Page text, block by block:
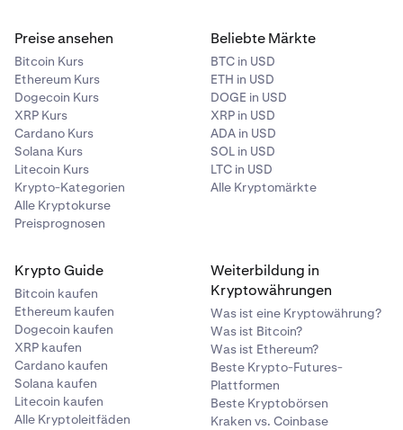
Preise ansehen
Bitcoin Kurs
Ethereum Kurs
Dogecoin Kurs
XRP Kurs
Cardano Kurs
Solana Kurs
Litecoin Kurs
Krypto-Kategorien
Alle Kryptokurse
Preisprognosen
Beliebte Märkte
BTC in USD
ETH in USD
DOGE in USD
XRP in USD
ADA in USD
SOL in USD
LTC in USD
Alle Kryptomärkte
Krypto Guide
Bitcoin kaufen
Ethereum kaufen
Dogecoin kaufen
XRP kaufen
Cardano kaufen
Solana kaufen
Litecoin kaufen
Alle Kryptoleitfäden
Weiterbildung in
Kryptowährungen
Was ist eine Kryptowährung?
Was ist Bitcoin?
Was ist Ethereum?
Beste Krypto-Futures-
Plattformen
Beste Kryptobörsen
Kraken vs. Coinbase